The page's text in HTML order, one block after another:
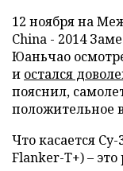
12 ноября на
Сhina - 2014
Юаньчао
и остался
пояснил,
положительное
Что касается
Flanker-T+) –